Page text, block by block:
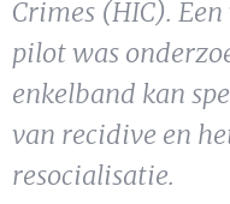
Uitgelicht
Cursus
BLOG
Crimes (HIC).
pilot was
enkelband kan
van recidive en
resocialisatie.